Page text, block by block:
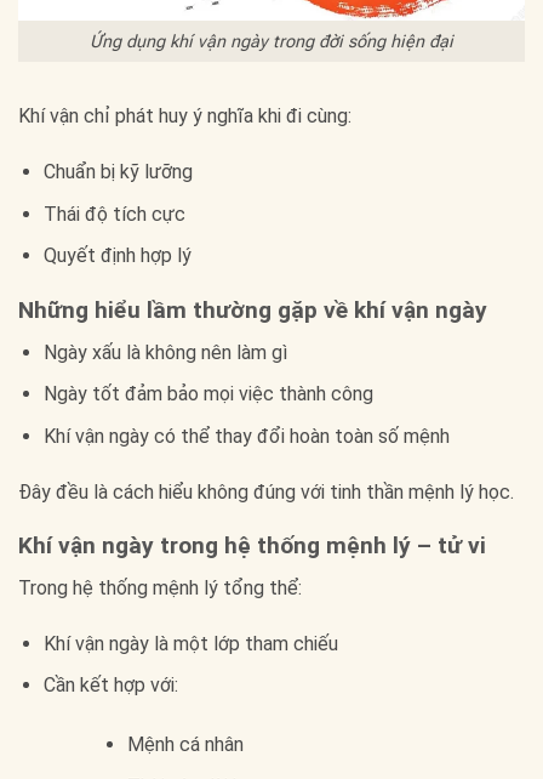
Ứng dụng khí vận ngày trong đời sống hiện đại
Khí vận chỉ phát huy ý nghĩa khi đi cùng:
Chuẩn bị kỹ lưỡng
Thái độ tích cực
Quyết định hợp lý
Những hiểu lầm thường gặp về khí vận ngày
Ngày xấu là không nên làm gì
Ngày tốt đảm bảo mọi việc thành công
Khí vận ngày có thể thay đổi hoàn toàn số mệnh
Đây đều là cách hiểu không đúng với tinh thần mệnh lý học.
Khí vận ngày trong hệ thống mệnh lý – tử vi
Trong hệ thống mệnh lý tổng thể:
Khí vận ngày là một lớp tham chiếu
Cần kết hợp với:
Mệnh cá nhân